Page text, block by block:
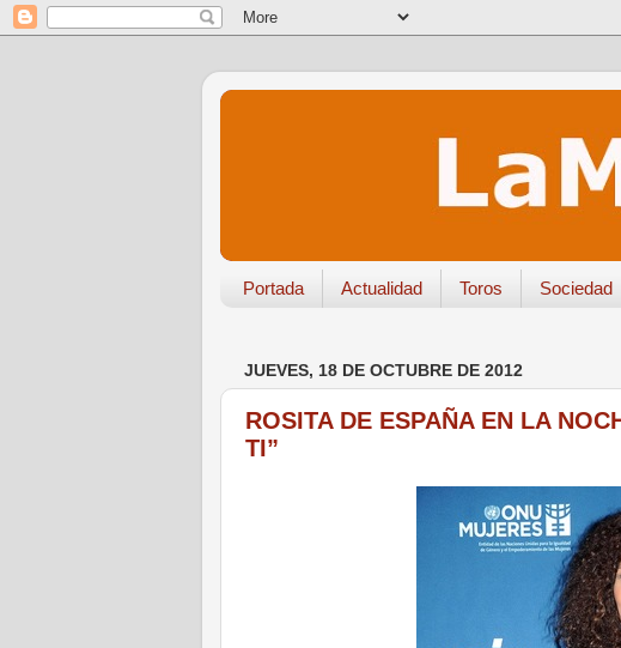
Portada Actualidad Toros Sociedad
JUEVES, 18 DE OCTUBRE DE 2012
ROSITA DE ESPAÑA EN LA
TI”